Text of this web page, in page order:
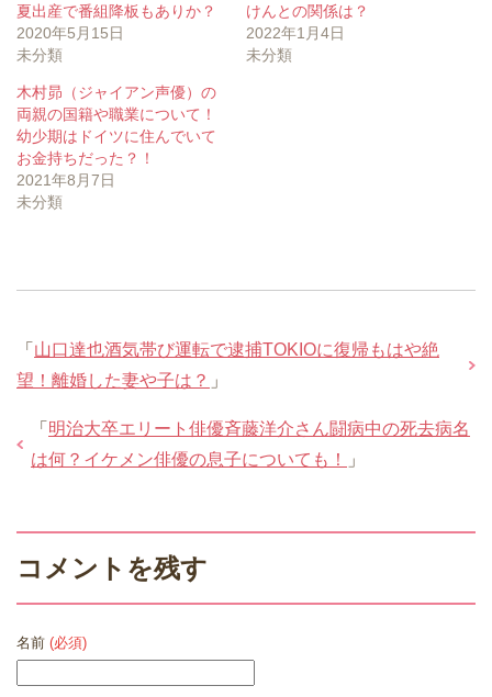
夏出産で番組降板もありか？
2020年5月15日
未分類
けんとの関係は？
2022年1月4日
未分類
木村昴（ジャイアン声優）の
両親の国籍や職業について！
幼少期はドイツに住んでいて
お金持ちだった？！
2021年8月7日
未分類
「 山口達也酒気帯び運転で逮捕TOKIOに復帰もはや絶
望！離婚した妻や子は？ 」
「 明治大卒エリート俳優斉藤洋介さん闘病中の死去病名
は何？イケメン俳優の息子についても！
」
コメントを残す
名前 (必須)